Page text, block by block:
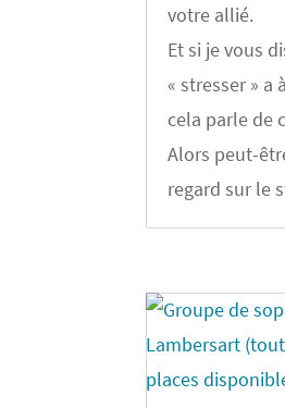
votre allié.
Et si je vous
« stresser » a
cela parle de
Alors peut-
regard sur le